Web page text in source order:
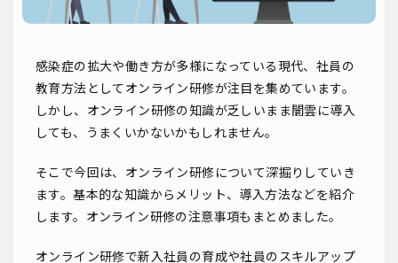
感染症の拡大や働き方が多様になっている現代、社員の
教育方法としてオンライン研修が注目を集めています。
しかし、オンライン研修の知識が乏しいまま闇雲に導入
しても、うまくいかないかもしれません。
そこで今回は、オンライン研修について深掘りしていき
ます。基本的な知識からメリット、導入方法などを紹介
します。オンライン研修の注意事項もまとめました。
オンライン研修で新入社員の育成や社員のスキルアップ